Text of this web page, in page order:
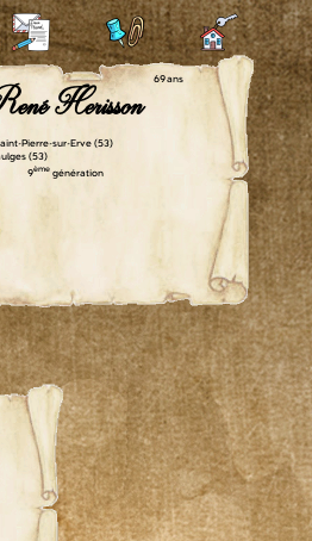
69 ans
Herisson
Pierre-sur-Erve (53)
(53)
9ème génération